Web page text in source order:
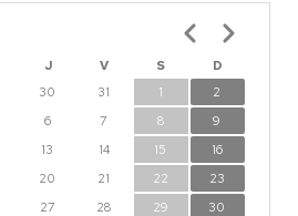
J V S
D
30 31 1
2
6 7 8
9
13 14 15
16
20 21 22
23
27 28 29
30
Paginación